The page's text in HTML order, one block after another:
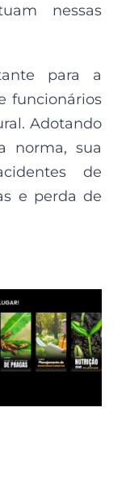
nessas
para a
funcionários
Adotando
norma, sua
de
e perda de